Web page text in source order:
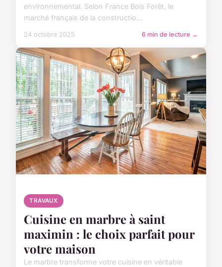
environnemental. Selon France Bois Forêt, le
marché français de la constructio...
24 octobre 2025 6 min de lecture →
TRAVAUX
Cuisine en marbre à saint
maximin : le choix parfait pour
votre maison
Le marbre transforme votre cuisine en véritable